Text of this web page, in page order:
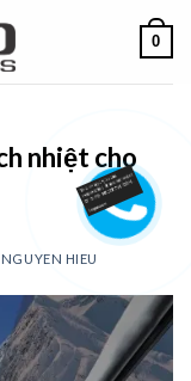
0
nhiệt cho
NGUYEN HIEU